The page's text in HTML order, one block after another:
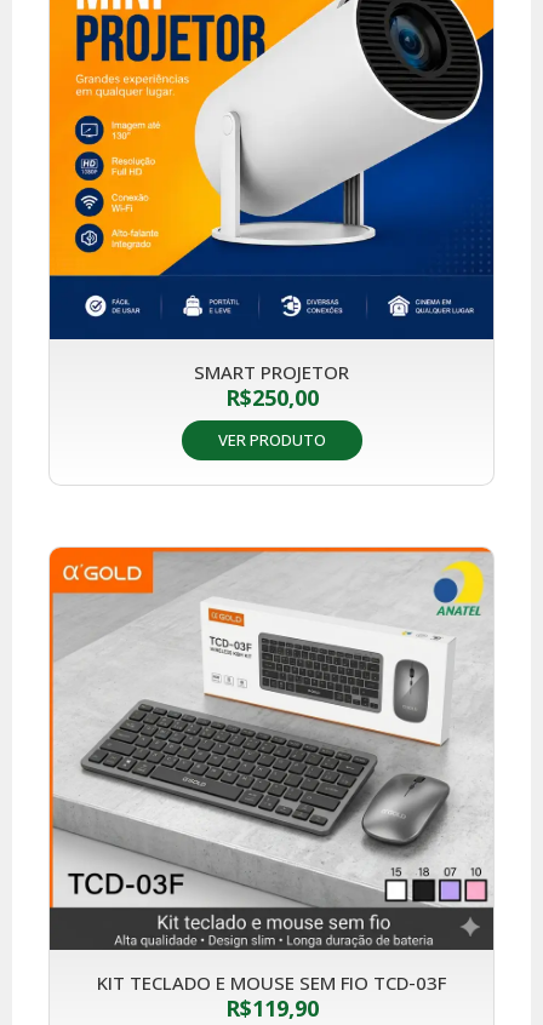
SMART PROJETOR
R$250,00
VER PRODUTO
KIT TECLADO E MOUSE SEM FIO TCD-03F
R$119,90